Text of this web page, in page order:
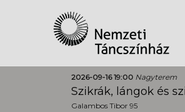
2026-09-16 19:00 Nagyterem
Szikrák, lángok és
Galambos Tibor 95